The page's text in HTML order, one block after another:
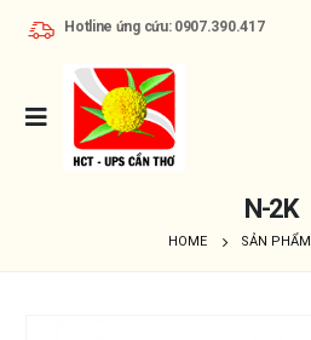
Hotline ứng cứu: 0907.390.417
N-2K
HOME SẢN PHẨM